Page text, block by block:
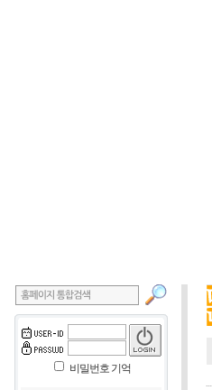
비밀번호 기억